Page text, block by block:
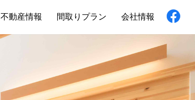
不動産情報 間取りプラン 会社情報